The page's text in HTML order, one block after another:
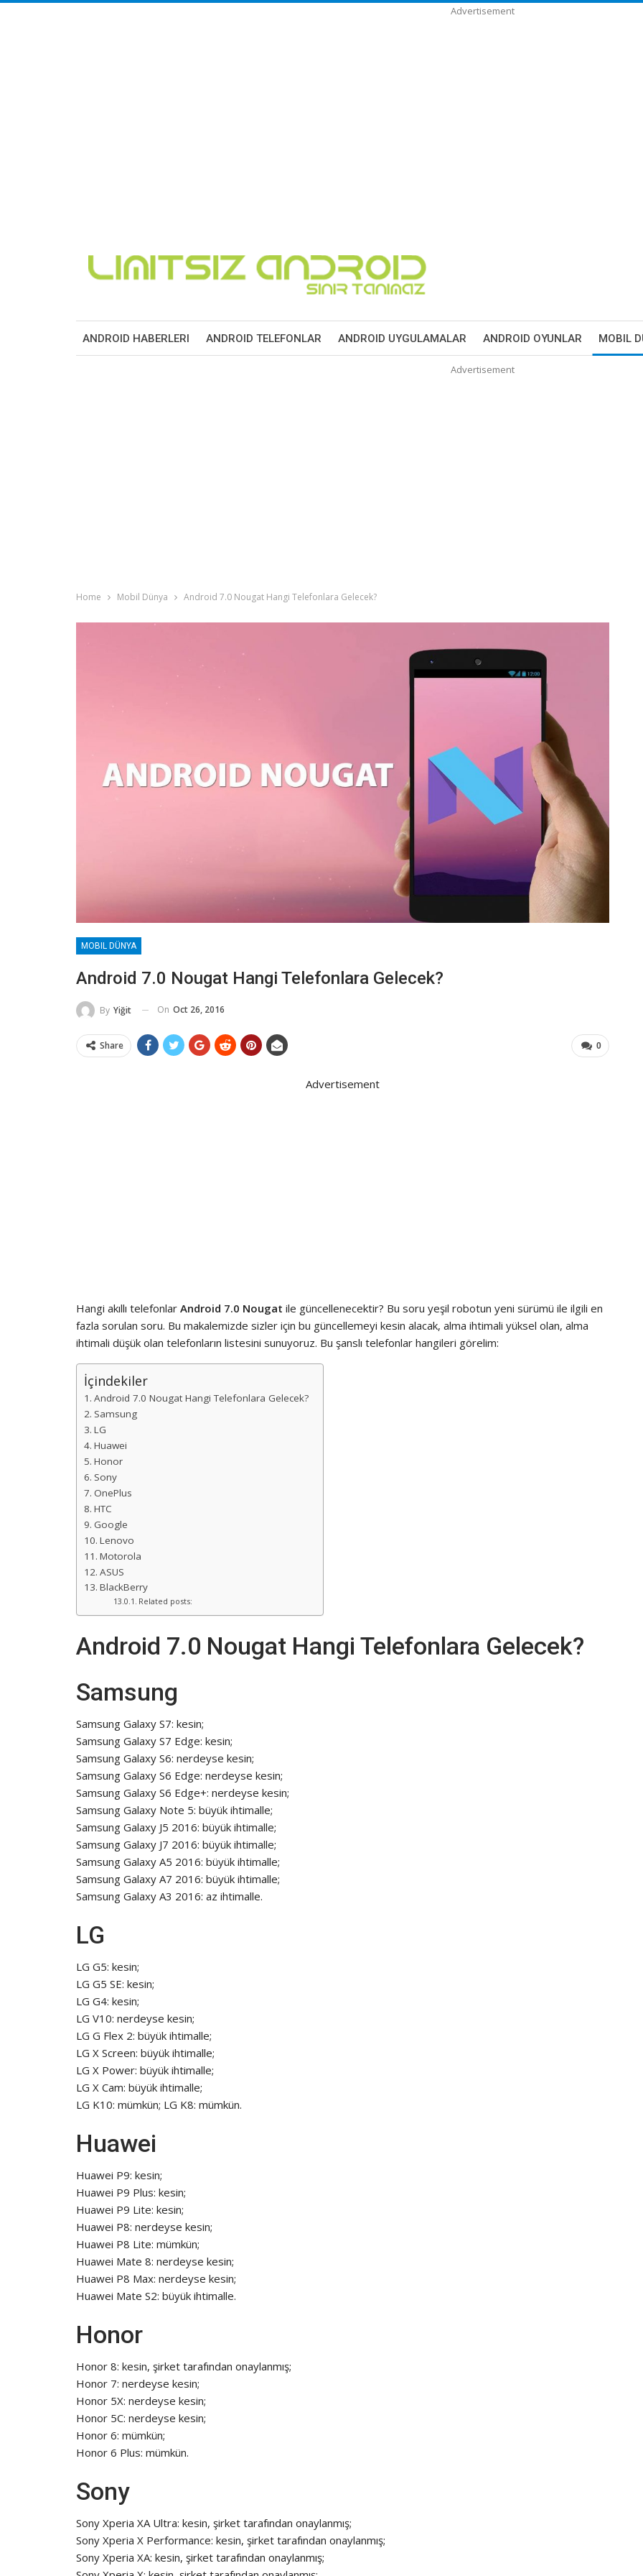
Advertisement
ANDROID HABERLERI ANDROID TELEFONLAR ANDROID UYGULAMALAR ANDROID OYUNLAR MOBIL
Advertisement
Home Mobil Dünya Android 7.0 Nougat Hangi Telefonlara Gelecek?
MOBIL DÜNYA
Android 7.0 Nougat Hangi Telefonlara Gelecek?
By Yiğit On Oct 26, 2016
0
Share
Advertisement
Hangi akıllı telefonlar Android 7.0 Nougat ile güncellenecektir? Bu soru yeşil robotun yeni sürümü ile ilgili en
fazla sorulan soru. Bu makalemizde sizler için bu güncellemeyi kesin alacak, alma ihtimali yüksel olan, alma
ihtimali düşük olan telefonların listesini sunuyoruz. Bu şanslı telefonlar hangileri görelim:
İçindekiler
Android 7.0 Nougat Hangi Telefonlara Gelecek?
Samsung
LG
Huawei
Honor
Sony
OnePlus
HTC
Google
Lenovo
Motorola
ASUS
BlackBerry
Related posts:
Android 7.0 Nougat Hangi Telefonlara Gelecek?
Samsung
Samsung Galaxy S7: kesin;
Samsung Galaxy S7 Edge: kesin;
Samsung Galaxy S6: nerdeyse kesin;
Samsung Galaxy S6 Edge: nerdeyse kesin;
Samsung Galaxy S6 Edge+: nerdeyse kesin;
Samsung Galaxy Note 5: büyük ihtimalle;
Samsung Galaxy J5 2016: büyük ihtimalle;
Samsung Galaxy J7 2016: büyük ihtimalle;
Samsung Galaxy A5 2016: büyük ihtimalle;
Samsung Galaxy A7 2016: büyük ihtimalle;
Samsung Galaxy A3 2016: az ihtimalle.
LG
LG G5: kesin;
LG G5 SE: kesin;
LG G4: kesin;
LG V10: nerdeyse kesin;
LG G Flex 2: büyük ihtimalle;
LG X Screen: büyük ihtimalle;
LG X Power: büyük ihtimalle;
LG X Cam: büyük ihtimalle;
LG K10: mümkün; LG K8: mümkün.
Huawei
Huawei P9: kesin;
Huawei P9 Plus: kesin;
Huawei P9 Lite: kesin;
Huawei P8: nerdeyse kesin;
Huawei P8 Lite: mümkün;
Huawei Mate 8: nerdeyse kesin;
Huawei P8 Max: nerdeyse kesin;
Huawei Mate S2: büyük ihtimalle.
Honor
Honor 8: kesin, şirket tarafından onaylanmış;
Honor 7: nerdeyse kesin;
Honor 5X: nerdeyse kesin;
Honor 5C: nerdeyse kesin;
Honor 6: mümkün;
Honor 6 Plus: mümkün.
Sony
Sony Xperia XA Ultra: kesin, şirket tarafından onaylanmış;
Sony Xperia X Performance: kesin, şirket tarafından onaylanmış;
Sony Xperia XA: kesin, şirket tarafından onaylanmış;